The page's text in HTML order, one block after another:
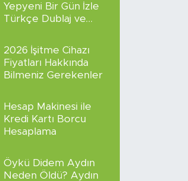
Yepyeni Bir Gün İzle
Türkçe Dublaj ve
2026 İşitme Cihazı
Fiyatları Hakkında
Bilmeniz Gerekenler
Hesap Makinesi ile
Kredi Kartı Borcu
Hesaplama
Öykü Didem Aydın
Neden Öldü? Aydın